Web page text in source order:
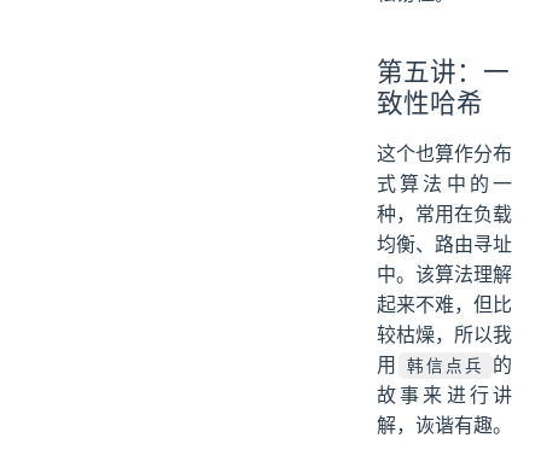
第五讲：一
致性哈希
这个也算作分布
式算法中的一
种，常用在负载
均衡、路由寻址
中。该算法理解
起来不难，但比
较枯燥，所以我
用
韩信点兵
的
故事来进行讲
解，诙谐有趣。